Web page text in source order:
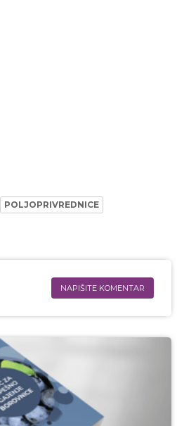
POLJOPRIVREDNICE
NAPIŠITE KOMENTAR